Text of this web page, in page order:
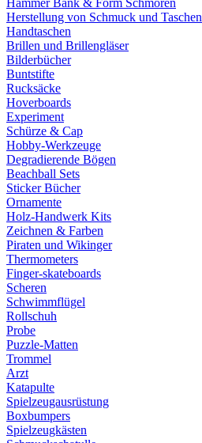
Hammer Bank & Form Schmoren
Herstellung von Schmuck und Taschen
Handtaschen
Brillen und Brillengläser
Bilderbücher
Buntstifte
Rucksäcke
Hoverboards
Experiment
Schürze & Cap
Hobby-Werkzeuge
Degradierende Bögen
Beachball Sets
Sticker Bücher
Ornamente
Holz-Handwerk Kits
Zeichnen & Farben
Piraten und Wikinger
Thermometers
Finger-skateboards
Scheren
Schwimmflügel
Rollschuh
Probe
Puzzle-Matten
Trommel
Arzt
Katapulte
Spielzeugausrüstung
Boxbumpers
Spielzeugkästen